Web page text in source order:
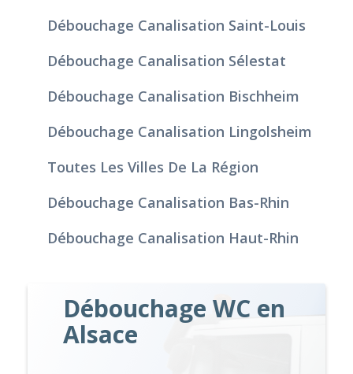
Débouchage Canalisation Saint-Louis
Débouchage Canalisation Sélestat
Débouchage Canalisation Bischheim
Débouchage Canalisation Lingolsheim
Toutes Les Villes De La Région
Débouchage Canalisation Bas-Rhin
Débouchage Canalisation Haut-Rhin
Débouchage WC en
Alsace